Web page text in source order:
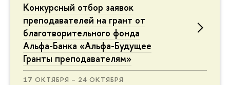
Конкурсный отбор заявок
преподавателей на грант от
благотворительного фонда
Альфа-Банка «Альфа-Будущее
Гранты преподавателям»
17 ОКТЯБРЯ – 24 ОКТЯБРЯ